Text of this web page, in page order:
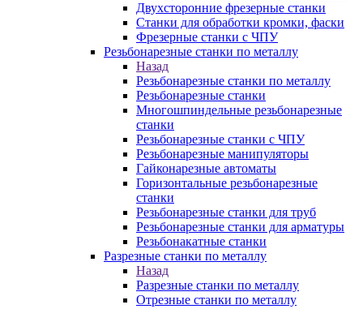
Двухсторонние фрезерные станки
Станки для обработки кромки, фаски
Фрезерные станки с ЧПУ
Резьбонарезные станки по металлу
Назад
Резьбонарезные станки по металлу
Резьбонарезные станки
Многошпиндельные резьбонарезные
станки
Резьбонарезные станки с ЧПУ
Резьбонарезные манипуляторы
Гайконарезные автоматы
Горизонтальные резьбонарезные
станки
Резьбонарезные станки для труб
Резьбонарезные станки для арматуры
Резьбонакатные станки
Разрезные станки по металлу
Назад
Разрезные станки по металлу
Отрезные станки по металлу